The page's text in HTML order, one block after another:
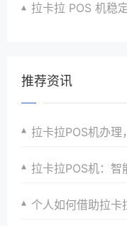
拉卡拉 POS 机稳
推荐资讯
拉卡拉POS机办
拉卡拉POS机：智
个人如何借助拉卡